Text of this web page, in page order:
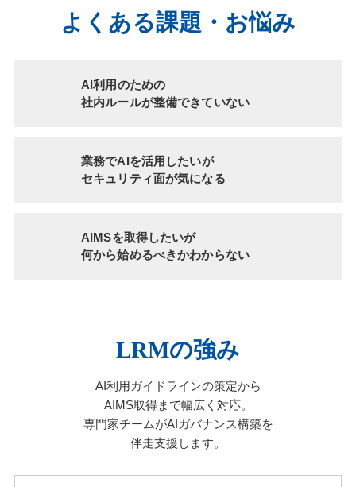
よくある課題・お悩み
AI利用のための
社内ルールが整備できていない
業務でAIを活用したいが
セキュリティ面が気になる
AIMSを取得したいが
何から始めるべきかわからない
LRMの強み
AI利用ガイドラインの策定から
AIMS取得まで幅広く対応。
専門家チームがAIガバナンス構築を
伴走支援します。